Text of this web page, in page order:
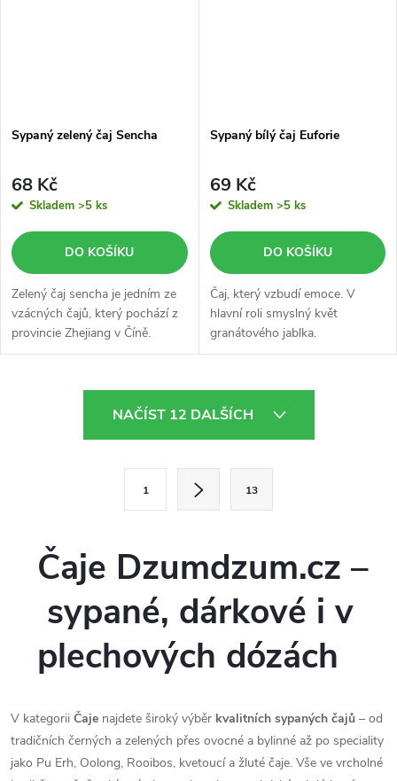
Sypaný zelený čaj Sencha
68 Kč
Skladem >5 ks
DO KOŠÍKU
Zelený čaj sencha je jedním ze
vzácných čajů, který pochází z
provincie Zhejiang v Číně.
Sypaný bílý čaj Euforie
69 Kč
Skladem >5 ks
DO KOŠÍKU
Čaj, který vzbudí emoce. V
hlavní roli smyslný květ
granátového jablka.
r
v
NAČÍST 12 DALŠÍCH
í
1 13
Čaje Dzumdzum.cz –
sypané, dárkové i v
plechových dózách
V kategorii Čaje najdete široký výběr kvalitních sypaných čajů – od
tradičních černých a zelených přes ovocné a bylinné až po speciality
jako Pu Erh, Oolong, Rooibos, kvetoucí a žluté čaje. Vše ve vrcholné